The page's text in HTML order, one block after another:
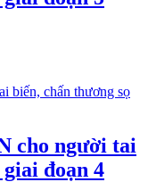
cho người tai
đoạn 4